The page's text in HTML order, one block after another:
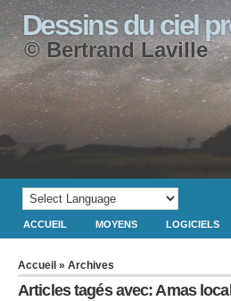
Dessins du ciel
© Bertrand Laville
ACCUEIL MOYENS LOGICIELS
Accueil » Archives
Articles tagés avec: Amas local